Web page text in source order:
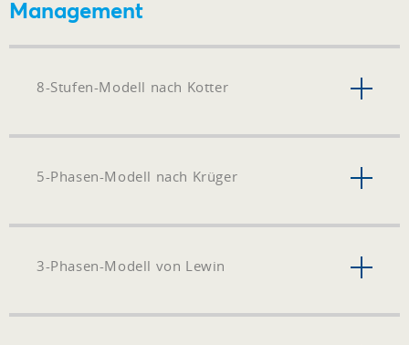
Management
8-Stufen-Modell nach Kotter
5-Phasen-Modell nach Krüger
3-Phasen-Modell von Lewin